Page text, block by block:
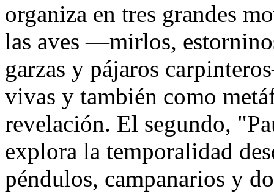
organiza en tres grandes
las aves —mirlos,
garzas y pájaros
vivas y también como
revelación. El segundo,
explora la temporalidad
péndulos, campanarios y